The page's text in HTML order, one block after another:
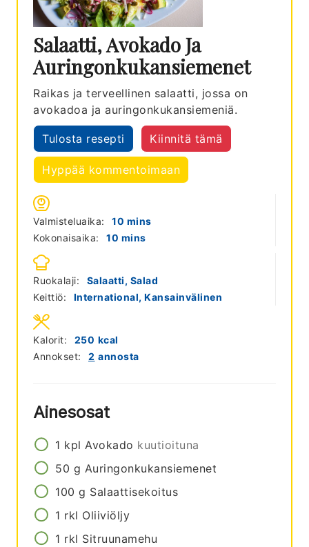
Salaatti, Avokado Ja
Auringonkukansiemenet
Raikas ja terveellinen salaatti, jossa on
avokadoa ja auringonkukansiemeniä.
Tulosta resepti Kiinnitä tämä
Hyppää kommentoimaan
Valmisteluaika: 10 minutes
mins
Kokonaisaika:
10 minutes
mins
Ruokalaji:
Salaatti, Salad
Keittiö:
International, Kansainvälinen
Annokset: 2 annosta
Kalorit: 250 kcal
Ainesosat
1 kpl Avokado kuutioituna
50 g Auringonkukansiemenet
100 g Salaattisekoitus
1 rkl Oliiviöljy
1 rkl Sitruunamehu